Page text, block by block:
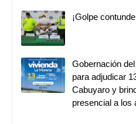
¡Golpe
Gobernación
para adjudicar
Cabuyaro y
presencial a los